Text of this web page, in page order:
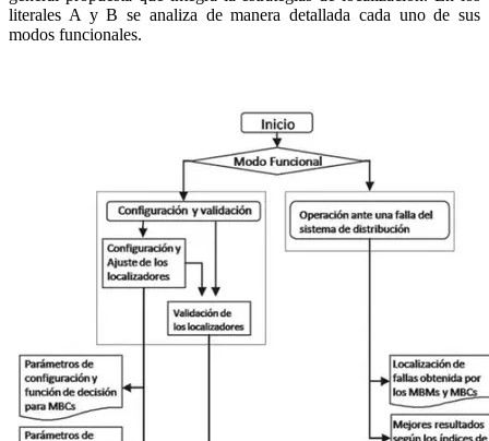
literales A y B se analiza de manera detallada cada uno de sus
modos funcionales.